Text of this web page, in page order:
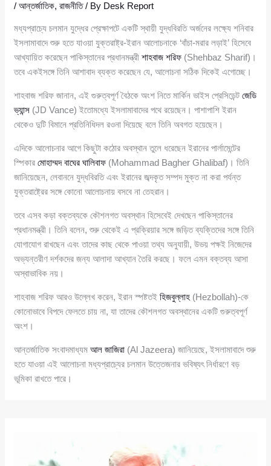
/আন্তর্জাতিক,রাজনীতি/ By Desk Report
মধ্যপ্রাচ্যে চলমান যুদ্ধের প্রেক্ষাপটে একটি স্থায়ী যুদ্ধবিরতি অর্জনের লক্ষ্যে শনিবার
ইসলামাবাদে শুরু হতে যাওয়া যুক্তরাষ্ট্র-ইরান আলোচনাকে ‘বাঁচা-মরার লড়াই’ হিসেবে
আখ্যায়িত করেছেন পাকিস্তানের প্রধানমন্ত্রীশাহবাজ শরিফ (Shehbaz Sharif)।
তবে একইসঙ্গে তিনি আশাবাদ ব্যক্ত করেছেন যে, আলোচনা সঠিক দিকেই এগোচ্ছে।
শাহবাজ শরিফ জানান, এই গুরুত্বপূর্ণ বৈঠকে অংশ নিতে মার্কিন ভাইস প্রেসিডেন্টজেডি
ভ্যান্স (JD Vance) ইতোমধ্যে ইসলামাবাদের পথে রয়েছেন। পাশাপাশি ইরান
থেকেও দুটি বিমানে প্রতিনিধিদল রওনা দিয়েছে বলে তিনি অবগত হয়েছেন।
এদিকে আলোচনার আগে কিছুটা কঠোর অবস্থান তুলে ধরেছেন ইরানের পার্লামেন্টের
স্পিকারমোহাম্মদ বাঘের ঘালিবাফ (Mohammad Bagher Ghalibaf)। তিনি
জানিয়েছেন, লেবাননে যুদ্ধবিরতি এবং ইরানের জব্দকৃত সম্পদ মুক্ত না করা পর্যন্ত
যুক্তরাষ্ট্রের সঙ্গে কোনো আলোচনায় বসবে না তেহরান।
তবে এসব কড়া বক্তব্যকে কৌশলগত অবস্থান হিসেবেই দেখছেন পাকিস্তানের
প্রধানমন্ত্রী। তিনি বলেন, শুরু থেকেই এ প্রক্রিয়ার সঙ্গে জড়িত ব্যক্তিদের সঙ্গে তিনি
যোগাযোগ রাখছেন এবং তাদের কাছ থেকে পাওয়া তথ্য অনুযায়ী, উভয় পক্ষই নিজেদের
অভ্যন্তরীণ দর্শকদের জন্য আলাদা আখ্যান তৈরি করছে। ফলে এমন বক্তব্য আসা
অস্বাভাবিক নয়।
শাহবাজ শরিফ আরও উল্লেখ করেন, ইরান স্পষ্টতইহিজবুল্লাহ (Hezbollah)-কে
কোনোভাবে বিপদে ফেলতে চায় না, যা তাদের কৌশলগত অবস্থানের একটি গুরুত্বপূর্ণ
অংশ।
আন্তর্জাতিক সংবাদমাধ্যমআল জাজিরা (Al Jazeera) জানিয়েছে, ইসলামাবাদে শুরু
হতে যাওয়া এই আলোচনা মধ্যপ্রাচ্যের চলমান উত্তেজনার ভবিষ্যৎ নির্ধারণে বড়
ভূমিকা রাখতে পারে।